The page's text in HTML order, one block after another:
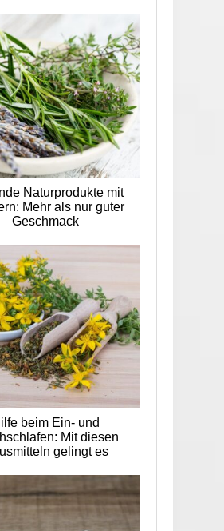
Naturprodukte mit
Mehr als nur guter
Geschmack
beim Ein- und
Mit diesen
gelingt es